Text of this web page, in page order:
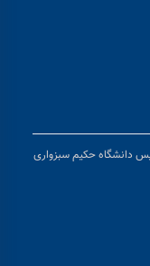
دانشگاه حکیم سبزواری